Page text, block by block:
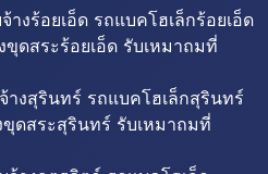
างร้อยเอ็ด รถแบคโฮเล็กร้อยเอ็ด
ขุดสระร้อยเอ็ด รับเหมาถมที่
งสุรินทร์ รถแบคโฮเล็กสุรินทร์
ดสระสุรินทร์ รับเหมาถมที่